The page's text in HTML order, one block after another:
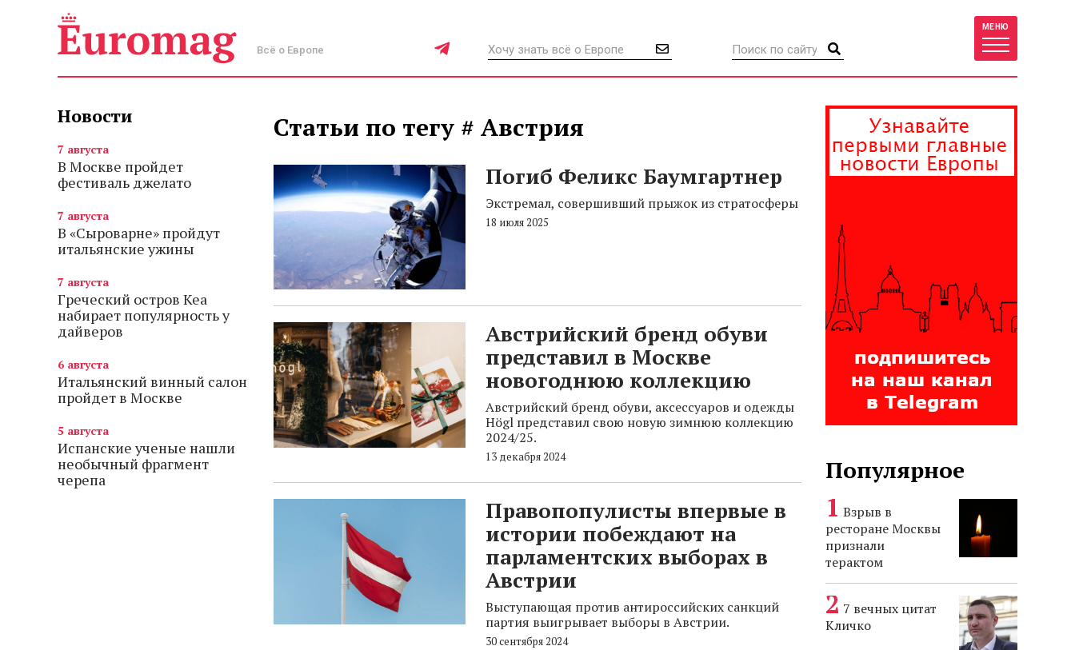
Всё о Европе
МЕНЮ
Новости
7 августа
В Москве пройдет
фестиваль джелато
7 августа
В «Сыроварне» пройдут
итальянские ужины
7 августа
Греческий остров Кеа
набирает популярность у
дайверов
6 августа
Итальянский винный салон
пройдет в Москве
5 августа
Испанские ученые нашли
необычный фрагмент
черепа
Статьи по тегу # Австрия
Погиб Феликс Баумгартнер
Экстремал, совершивший прыжок из стратосферы
18 июля 2025
Австрийский бренд обуви
представил в Москве
новогоднюю коллекцию
Австрийский бренд обуви, аксессуаров и одежды
Högl представил свою новую зимнюю коллекцию
2024/25.
13 декабря 2024
Правопопулисты впервые в
истории побеждают на
парламентских выборах в
Австрии
Выступающая против антироссийских санкций
партия выигрывает выборы в Австрии.
30 сентября 2024
Популярное
Взрыв в
ресторане Москвы
признали
терактом
7 вечных цитат
Кличко